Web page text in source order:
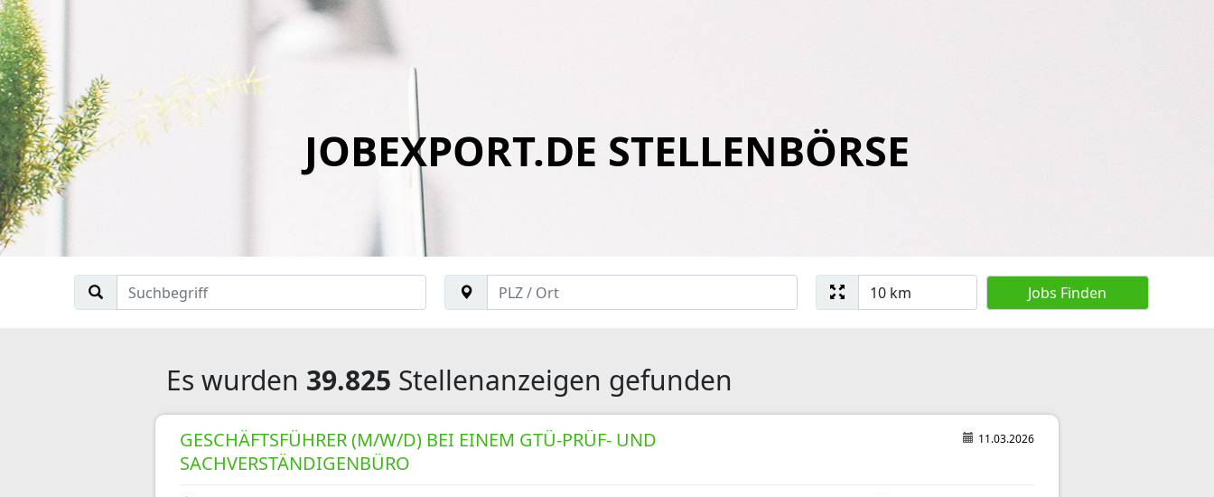
JOBEXPORT.DE STELLENBÖRSE
Es wurden 39.825 Stellenanzeigen gefunden
GESCHÄFTSFÜHRER (M/W/D) BEI EINEM GTÜ-PRÜF- UND
SACHVERSTÄNDIGENBÜRO
11.03.2026